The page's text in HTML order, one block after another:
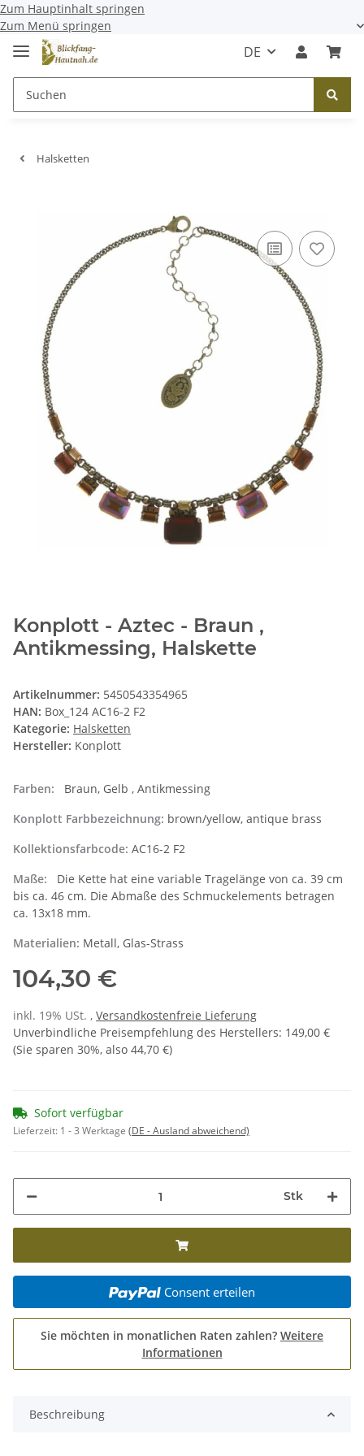
Zum Hauptinhalt springen
Zum Menü springen
DE
Halsketten
Konplott - Aztec - Braun ,
Antikmessing, Halskette
Artikelnummer: 5450543354965
HAN: Box_124 AC16-2 F2
Kategorie: Halsketten
Hersteller: Konplott
Farben:
Braun, Gelb , Antikmessing
Konplott Farbbezeichnung: brown/yellow, antique brass
Kollektionsfarbcode: AC16-2 F2
Maße:
Die Kette hat eine variable Tragelänge von ca. 39 cm
bis ca. 46 cm. Die Abmaße des Schmuckelements betragen
ca. 13x18 mm.
Materialien: Metall, Glas-Strass
104,30 €
inkl. 19% USt. , Versandkostenfreie Lieferung
Unverbindliche Preisempfehlung des Herstellers: 149,00 €
(Sie sparen 30%, also 44,70 €)
Sofort verfügbar
Lieferzeit: 1 - 3 Werktage (DE - Ausland abweichend)
Stk
Consent erteilen
Sie möchten in monatlichen Raten zahlen? Weitere
Informationen
Beschreibung